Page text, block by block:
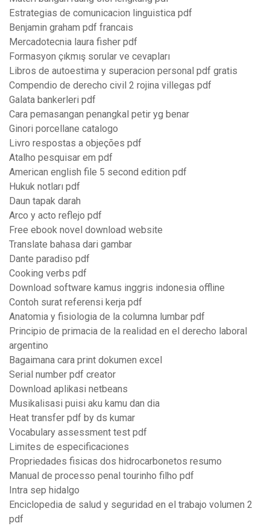
Estrategias de comunicacion linguistica pdf
Benjamin graham pdf francais
Mercadotecnia laura fisher pdf
Formasyon çıkmış sorular ve cevapları
Libros de autoestima y superacion personal pdf gratis
Compendio de derecho civil 2 rojina villegas pdf
Galata bankerleri pdf
Cara pemasangan penangkal petir yg benar
Ginori porcellane catalogo
Livro respostas a objeções pdf
Atalho pesquisar em pdf
American english file 5 second edition pdf
Hukuk notları pdf
Daun tapak darah
Arco y acto reflejo pdf
Free ebook novel download website
Translate bahasa dari gambar
Dante paradiso pdf
Cooking verbs pdf
Download software kamus inggris indonesia offline
Contoh surat referensi kerja pdf
Anatomia y fisiologia de la columna lumbar pdf
Principio de primacia de la realidad en el derecho laboral
argentino
Bagaimana cara print dokumen excel
Serial number pdf creator
Download aplikasi netbeans
Musikalisasi puisi aku kamu dan dia
Heat transfer pdf by ds kumar
Vocabulary assessment test pdf
Limites de especificaciones
Propriedades fisicas dos hidrocarbonetos resumo
Manual de processo penal tourinho filho pdf
Intra sep hidalgo
Enciclopedia de salud y seguridad en el trabajo volumen 2
pdf